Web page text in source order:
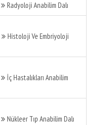
Radyoloji Anabilim Dalı
Histoloji Ve Embriyoloji
İç Hastalıkları Anabilim
Nükleer Tıp Anabilim Dalı